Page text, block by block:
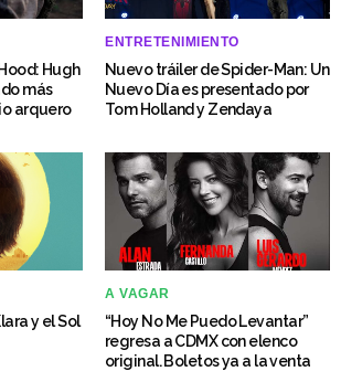
Hugh
más
arquero
ENTRETENIMIENTO
Nuevo tráiler de Spider-Man: Un
Nuevo Día es presentado por
Tom Holland y Zendaya
y el Sol
A VAGAR
“Hoy No Me Puedo Levantar”
regresa a CDMX con elenco
original. Boletos ya a la venta